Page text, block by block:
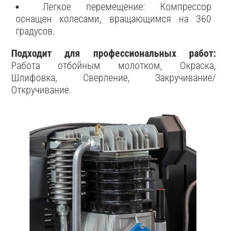
Легкое перемещение: Компрессор
оснащен колесами, вращающимся на 360
градусов.
Подходит для профессиональных работ:
Работа отбойным молотком, Окраска,
Шлифовка, Сверление, Закручивание/
Откручивание.